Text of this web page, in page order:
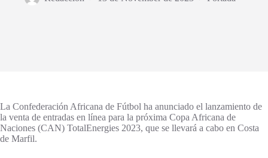
La Confederación Africana de Fútbol ha anunciado el lanzamiento de
la venta de entradas en línea para la próxima Copa Africana de
Naciones (CAN) TotalEnergies 2023, que se llevará a cabo en Costa
de Marfil.